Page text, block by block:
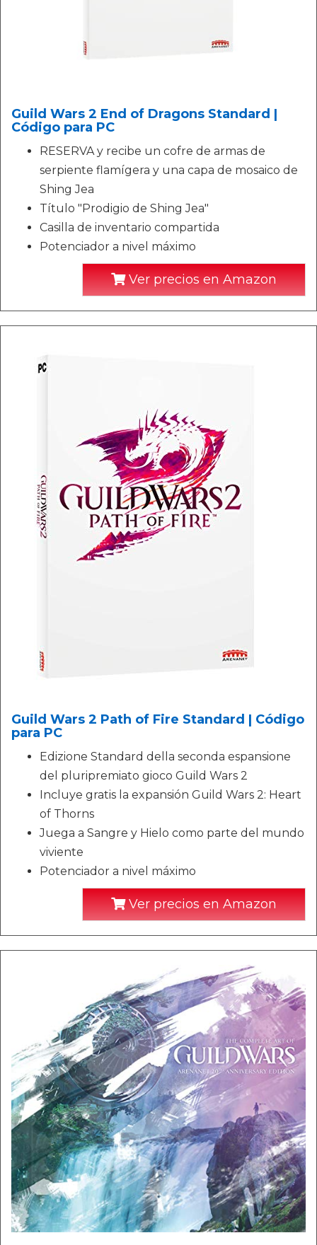
Guild Wars 2 End of Dragons Standard |
Código para PC
RESERVA y recibe un cofre de armas de
serpiente flamígera y una capa de mosaico de
Shing Jea
Título "Prodigio de Shing Jea"
Casilla de inventario compartida
Potenciador a nivel máximo
Ver precios en Amazon
Guild Wars 2 Path of Fire Standard | Código
para PC
Edizione Standard della seconda espansione
del pluripremiato gioco Guild Wars 2
Incluye gratis la expansión Guild Wars 2: Heart
of Thorns
Juega a Sangre y Hielo como parte del mundo
viviente
Potenciador a nivel máximo
Ver precios en Amazon